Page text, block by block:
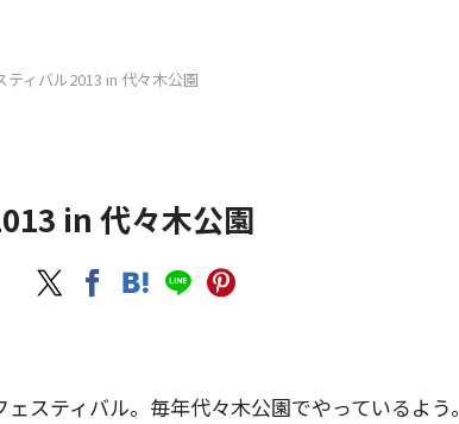
ティバル2013 in 代々木公園
in 代々木公園
スティバル。毎年代々木公園でやっているよう。